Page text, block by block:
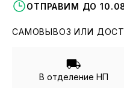
ОТПРАВИМ ДО
САМОВЫВОЗ ИЛИ
В отделение НП